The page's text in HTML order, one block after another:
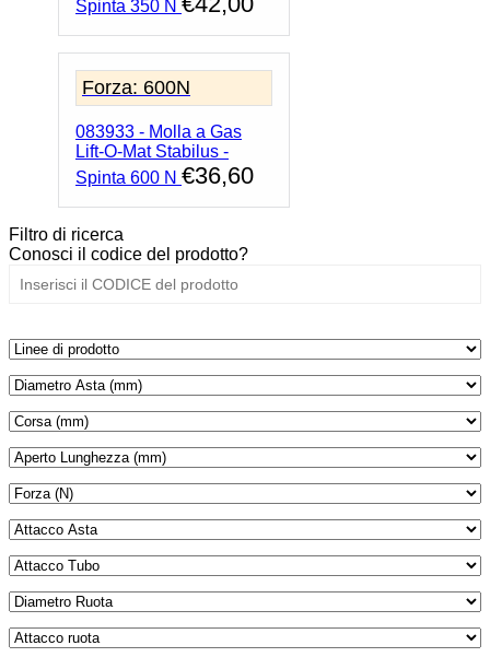
Spinta 350 N
Forza: 600N
083933 - Molla a Gas
Lift-O-Mat Stabilus -
Spinta 600 N €36,60
Filtro di ricerca
Conosci il codice del prodotto?